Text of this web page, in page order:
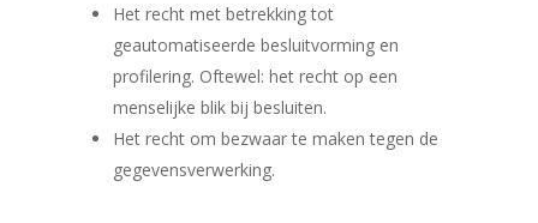
Het recht met betrekking tot
geautomatiseerde besluitvorming en
profilering. Oftewel: het recht op een
menselijke blik bij besluiten.
Het recht om bezwaar te maken tegen de
gegevensverwerking.